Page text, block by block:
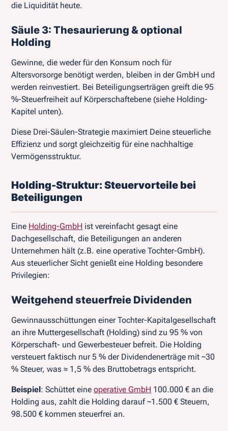
die Liquidität heute.
Säule 3: Thesaurierung & optional
Holding
Gewinne, die weder für den Konsum noch für
Altersvorsorge benötigt werden, bleiben in der GmbH und
werden reinvestiert. Bei Beteiligungserträgen greift die 95
%-Steuerfreiheit auf Körperschaftebene (siehe Holding-
Kapitel unten).
Diese Drei-Säulen-Strategie maximiert Deine steuerliche
Effizienz und sorgt gleichzeitig für eine nachhaltige
Vermögensstruktur.
Holding-Struktur: Steuervorteile bei
Beteiligungen
Eine Holding-GmbH ist vereinfacht gesagt eine
Dachgesellschaft, die Beteiligungen an anderen
Unternehmen hält (z.B. eine operative Tochter-GmbH).
Aus steuerlicher Sicht genießt eine Holding besondere
Privilegien:
Weitgehend steuerfreie Dividenden
Gewinnausschüttungen einer Tochter-Kapitalgesellschaft
an ihre Muttergesellschaft (Holding) sind zu 95 % von
Körperschaft- und Gewerbesteuer befreit. Die Holding
versteuert faktisch nur 5 % der Dividendenerträge mit ~30
% Steuer, was ≈ 1,5 % des Bruttobetrags entspricht.
Beispiel: Schüttet eineoperative GmbH 100.000 € an die
Holding aus, zahlt die Holding darauf ~1.500 € Steuern,
98.500 € kommen steuerfrei an.